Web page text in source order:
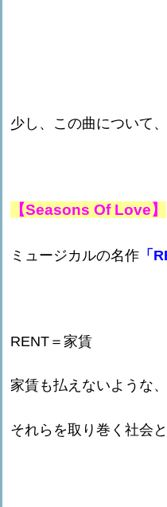
少し、この曲について
【Seasons Of Love】
ミュージカルの名作 「
RENT＝家賃
家賃も払えないような
それらを取り巻く社会